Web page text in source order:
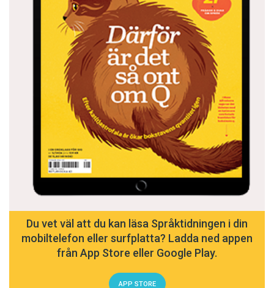
Du vet väl att du kan läsa Språktidningen i din
mobiltelefon eller surfplatta? Ladda ned appen
från App Store eller Google Play.
APP STORE